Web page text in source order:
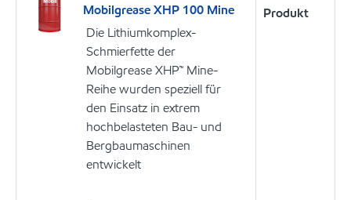
Mobilgrease XHP 100 Mine
Die Lithiumkomplex-
Schmierfette der
Mobilgrease XHP™ Mine-
Reihe wurden speziell für
den Einsatz in extrem
hochbelasteten Bau- und
Bergbaumaschinen
entwickelt
Produkt